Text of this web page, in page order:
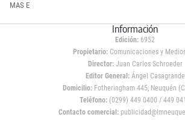
MAS E
Información
Edición: 6952
Propietario:Comunicaciones y
Director: Juan Carlos Schroeder
Editor General:Ángel Casagrande
Domicilio:Fotheringham 445, Neuquén
Teléfono: (0299) 449 0400 / 449
Contacto comercial: